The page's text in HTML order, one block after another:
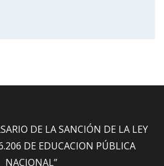
DE LA SANCIÓN DE LA LEY
DE EDUCACION PÚBLICA
NACIONAL”